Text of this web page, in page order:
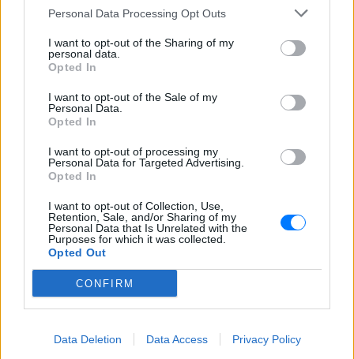
Personal Data Processing Opt Outs
I want to opt-out of the Sharing of my
personal data.
Opted In
I want to opt-out of the Sale of my
Personal Data.
Opted In
I want to opt-out of processing my
Personal Data for Targeted Advertising.
Opted In
I want to opt-out of Collection, Use,
Retention, Sale, and/or Sharing of my
Personal Data that Is Unrelated with the
Purposes for which it was collected.
Opted Out
CONFIRM
Data Deletion Data Access Privacy Policy
ΣΤΗΝ ΙΔΙΑ ΚΑΤΗΓΟΡΙΑ
«Δεν θα το ξεχάσω όσο ζω»: Η
της Αγγελικής Ηλιάδη για τη
στιγμή που είδε τον Ιησού
Η τραγουδίστρια περιέγραψε μέσα από
το Instagram μια εμπειρία που λέει πως
έζησε όταν ο γιος της νοσηλευόταν στο
Η Ιωάννα Τούνη δημοσίευσε
υλικό από τις διακοπές της στη
Μύκονο: Όσο και αν έχω
αγαπημένος μου προορισμός
ΣΉΜΕΡΑ
από την απόδρασή της